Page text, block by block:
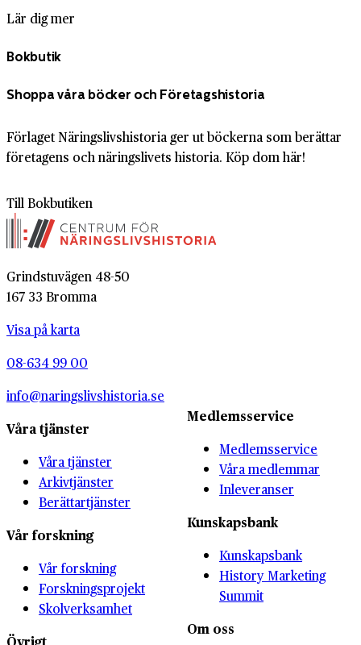
Lär dig mer
Bokbutik
Shoppa våra böcker och Företagshistoria
Förlaget Näringslivshistoria ger ut böckerna som berättar
företagens och näringslivets historia. Köp dom här!
Till Bokbutiken
Grindstuvägen 48-50
167 33 Bromma
Visa på karta
08-634 99 00
info@naringslivshistoria.se
Våra tjänster
Våra tjänster
Arkivtjänster
Berättartjänster
Vår forskning
Vår forskning
Forskningsprojekt
Skolverksamhet
Övrigt
Medlemsservice
Medlemsservice
Våra medlemmar
Inleveranser
Kunskapsbank
Kunskapsbank
History Marketing
Summit
Om oss